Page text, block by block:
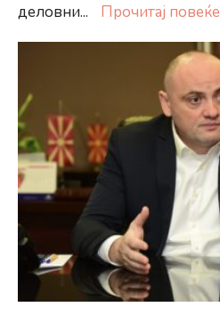
деловни... Прочитај повеќе